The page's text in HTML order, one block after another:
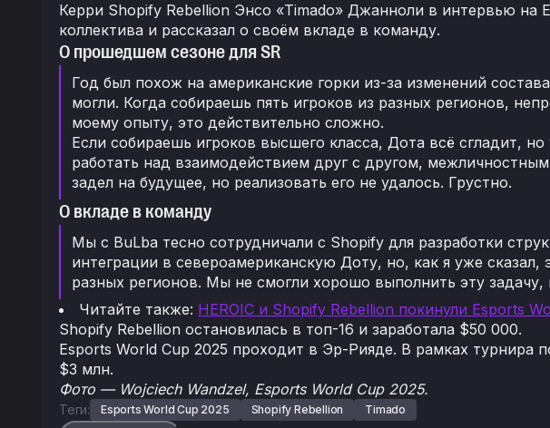
Керри Shopify Rebellion Энсо «Timado» Джанноли в интервью на
коллектива и рассказал о своём вкладе в команду.
О прошедшем сезоне для SR
Год был похож на американские горки из-за изменений
могли. Когда собираешь пять игроков из разных регионов,
моему опыту, это действительно сложно.
Если собираешь игроков высшего класса, Дота всё сгладит, но
работать над взаимодействием друг с другом,
задел на будущее, но реализовать его не удалось. Грустно.
О вкладе в команду
Мы с BuLba тесно сотрудничали с Shopify для разработки
интеграции в североамериканскую Доту, но, как я уже
разных регионов. Мы не смогли хорошо выполнить эту задачу,
Читайте также: HEROIC и Shopify Rebellion покинули Esports
Shopify Rebellion остановилась в топ-16 и заработала $50 000.
Esports World Cup 2025 проходит в Эр-Рияде. В рамках турнира
$3 млн.
Фото — Wojciech Wandzel, Esports World Cup 2025.
Теги: Esports World Cup 2025 Shopify Rebellion Timado